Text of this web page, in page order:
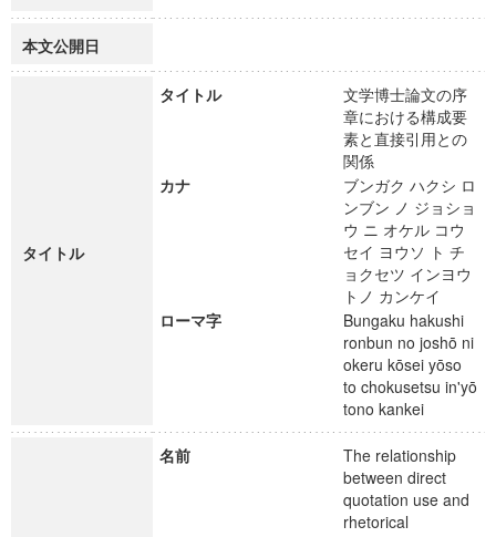
本文公開日
タイトル
タイトル
文学博士論文の序
章における構成要
素と直接引用との
関係
カナ
ブンガク ハクシ ロ
ンブン ノ ジョショ
ウ ニ オケル コウ
セイ ヨウソ ト チ
ョクセツ インヨウ
トノ カンケイ
ローマ字
Bungaku hakushi
ronbun no joshō ni
okeru kōsei yōso
to chokusetsu in'yō
tono kankei
名前
The relationship
between direct
quotation use and
rhetorical